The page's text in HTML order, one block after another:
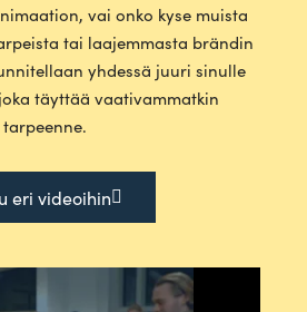
vai onko kyse muista
tai laa­jem­masta brändin
yhdessä juuri sinulle
täyttää vaa­ti­vam­matkin
tarpeenne.
eri videoihin